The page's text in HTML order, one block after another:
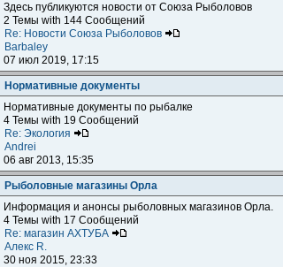
Здесь публикуются новости от Союза Рыболовов
2 Темы with 144 Сообщений
Re: Новости Союза Рыболовов
Barbaley
07 июл 2019, 17:15
Нормативные документы
Нормативные документы по рыбалке
4 Темы with 19 Сообщений
Re: Экология
Andrei
06 авг 2013, 15:35
Рыболовные магазины Орла
Информация и анонсы рыболовных магазинов Орла.
4 Темы with 17 Сообщений
Re: магазин АХТУБА
Алекс R.
30 ноя 2015, 23:33